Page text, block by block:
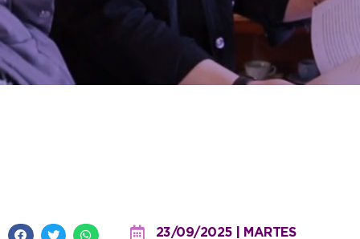
23/09/2025 | MARTES